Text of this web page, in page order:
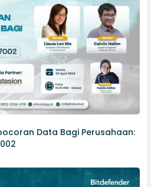
Data Bagi Perusahaan: